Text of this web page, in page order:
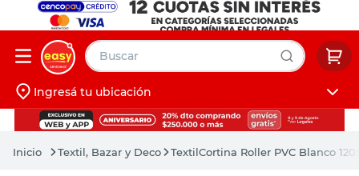
Buscar
Iniciá sesión
Ingresá tu ubicación
Textil, Bazar y Deco TextilCortina Roller PVC Blanco
muebles
pintura
escritorio